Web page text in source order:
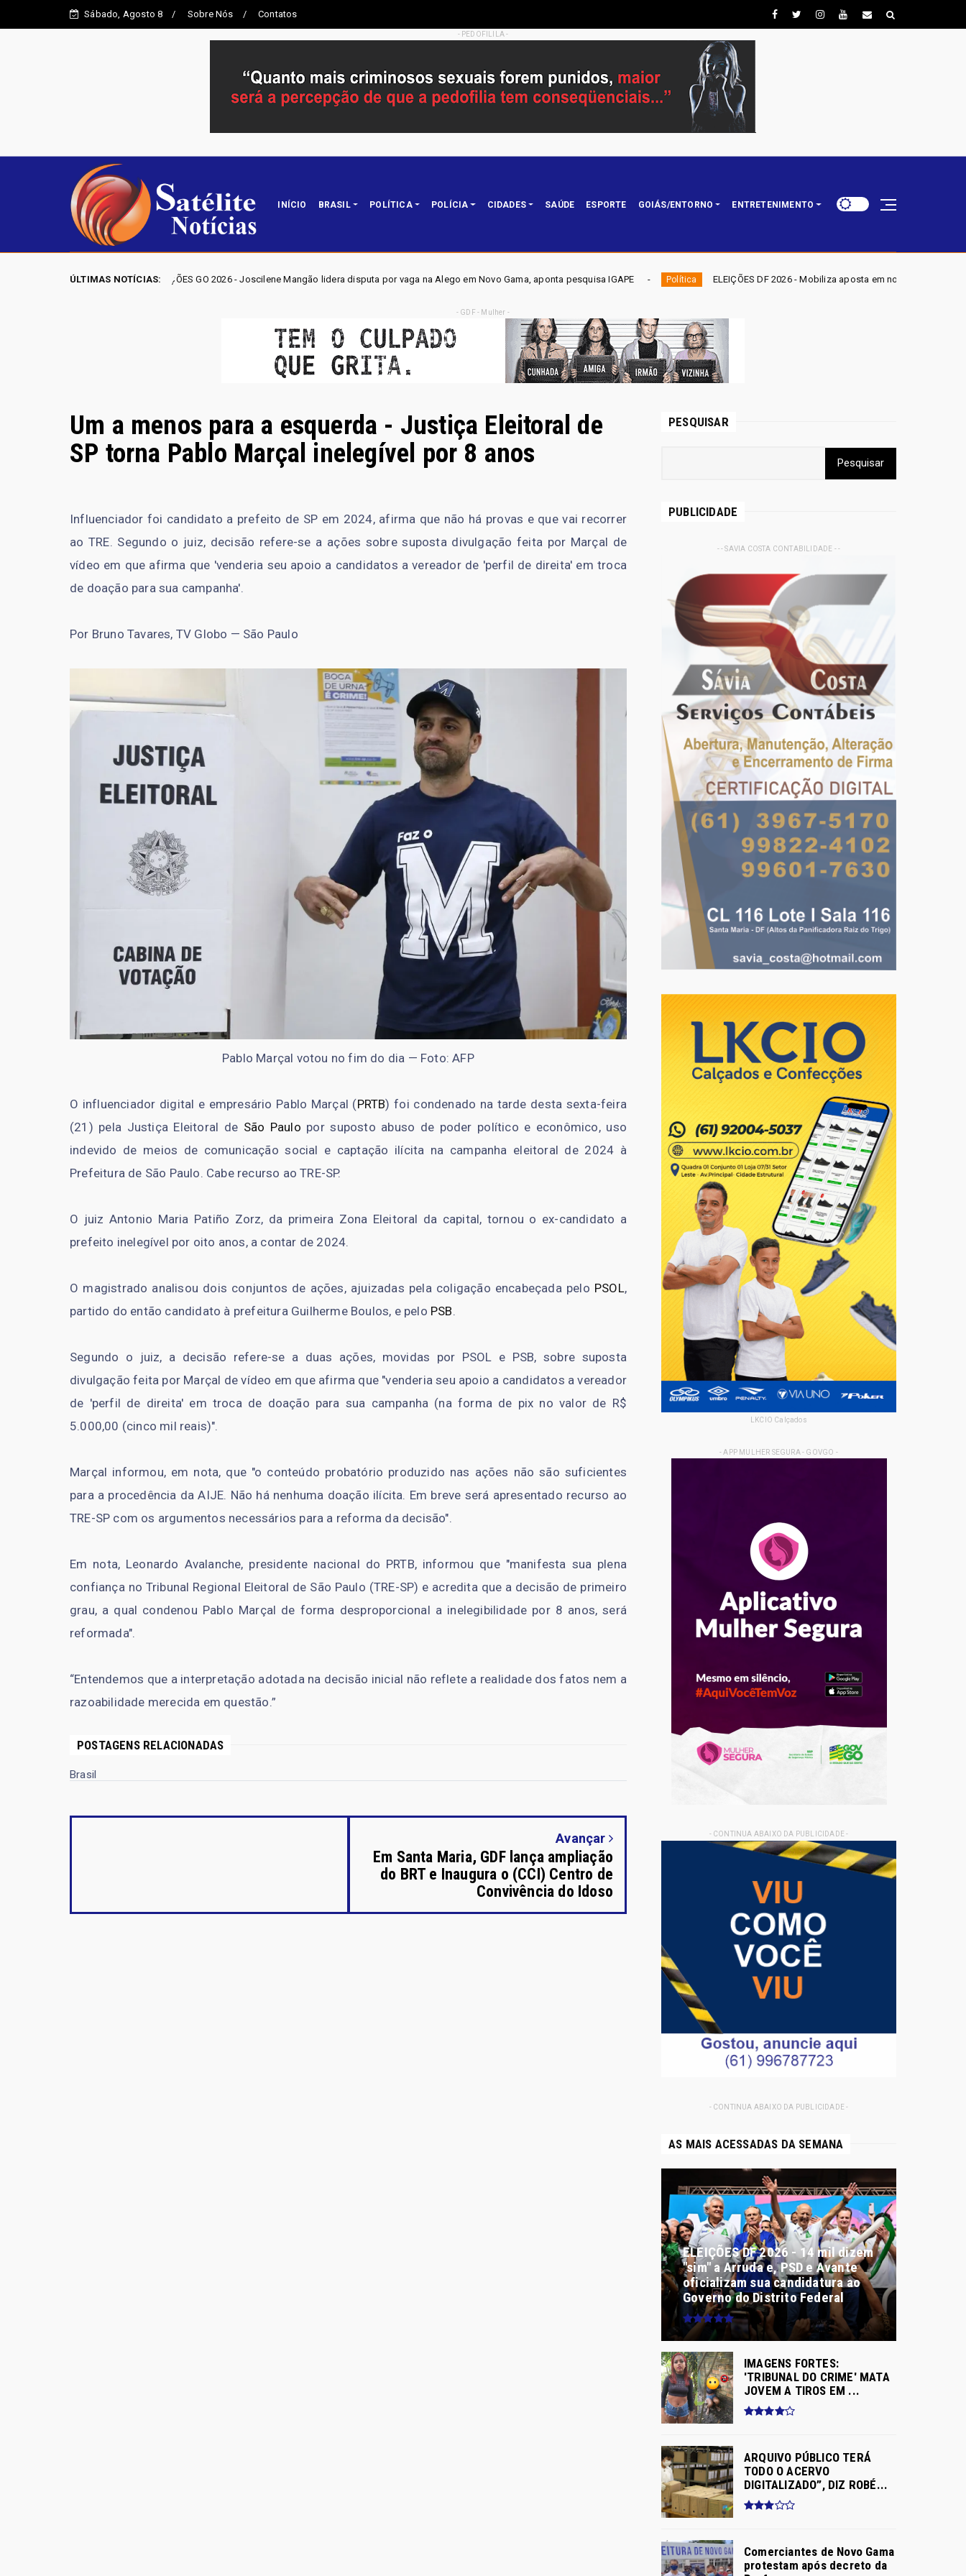
Sábado, Agosto 8 Sobre Nós Contatos
- PEDOFILILA -
INÍCIO BRASIL POLÍTICA POLÍCIA CIDADES SAÚDE ESPORTE GOIÁS/ENTORNO ENTRETENIMENTO
ÚLTIMAS NOTÍCIAS:
ELEIÇÕES GO 2026 - Joscilene Mangão lidera disputa por vaga na Alego em Novo Gama, aponta pesquisa IGAPE Política ELEIÇÕES DF 2026 - Mobiliza aposta em nominata completa e mira eleger três
- GDF - Mulher -
Um a menos para a esquerda - Justiça Eleitoral de
SP torna Pablo Marçal inelegível por 8 anos
Influenciador foi candidato a prefeito de SP em 2024, afirma que não há provas e que vai recorrer
ao TRE. Segundo o juiz, decisão refere-se a ações sobre suposta divulgação feita por Marçal de
vídeo em que afirma que 'venderia seu apoio a candidatos a vereador de 'perfil de direita' em troca
de doação para sua campanha'.
Por Bruno Tavares, TV Globo — São Paulo
Pablo Marçal votou no fim do dia — Foto: AFP
O influenciador digital e empresário Pablo Marçal (PRTB) foi condenado na tarde desta sexta-feira
(21) pela Justiça Eleitoral de São Paulo por suposto abuso de poder político e econômico, uso
indevido de meios de comunicação social e captação ilícita na campanha eleitoral de 2024 à
Prefeitura de São Paulo. Cabe recurso ao TRE-SP.
O juiz Antonio Maria Patiño Zorz, da primeira Zona Eleitoral da capital, tornou o ex-candidato a
prefeito inelegível por oito anos, a contar de 2024.
O magistrado analisou dois conjuntos de ações, ajuizadas pela coligação encabeçada pelo PSOL,
partido do então candidato à prefeitura Guilherme Boulos, e pelo PSB.
Segundo o juiz, a decisão refere-se a duas ações, movidas por PSOL e PSB, sobre suposta
divulgação feita por Marçal de vídeo em que afirma que "venderia seu apoio a candidatos a vereador
de 'perfil de direita' em troca de doação para sua campanha (na forma de pix no valor de R$
5.000,00 (cinco mil reais)".
Marçal informou, em nota, que "o conteúdo probatório produzido nas ações não são suficientes
para a procedência da AIJE. Não há nenhuma doação ilícita. Em breve será apresentado recurso ao
TRE-SP com os argumentos necessários para a reforma da decisão".
Em nota, Leonardo Avalanche, presidente nacional do PRTB, informou que "manifesta sua plena
confiança no Tribunal Regional Eleitoral de São Paulo (TRE-SP) e acredita que a decisão de primeiro
grau, a qual condenou Pablo Marçal de forma desproporcional a inelegibilidade por 8 anos, será
reformada".
“Entendemos que a interpretação adotada na decisão inicial não reflete a realidade dos fatos nem a
razoabilidade merecida em questão.”
POSTAGENS RELACIONADAS
Brasil
Avançar
Em Santa Maria, GDF lança ampliação
do BRT e Inaugura o (CCI) Centro de
Convivência do Idoso
PESQUISAR
PUBLICIDADE
- - SAVIA COSTA CONTABILIDADE - -
LKCIO Calçados
- APP MULHER SEGURA - GOVGO -
- CONTINUA ABAIXO DA PUBLICIDADE -
- CONTINUA ABAIXO DA PUBLICIDADE -
AS MAIS ACESSADAS DA SEMANA
ELEIÇÕES DF 2026 - 14 mil dizem
"sim" a Arruda e, PSD e Avante
oficializam sua candidatura ao
Governo do Distrito Federal
IMAGENS FORTES:
'TRIBUNAL DO CRIME' MATA
JOVEM A TIROS EM ...
ARQUIVO PÚBLICO TERÁ
TODO O ACERVO
DIGITALIZADO”, DIZ ROBÉ...
Comerciantes de Novo Gama
protestam após decreto da